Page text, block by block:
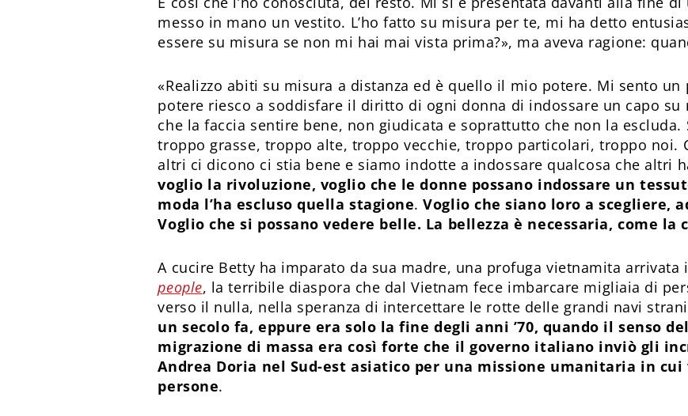
messo in mano un vestito. L’ho fatto su misura per te, mi ha detto
essere su misura se non mi hai mai vista prima?», ma aveva ragione:
«Realizzo abiti su misura a distanza ed è quello il mio potere. Mi sento un
potere riesco a soddisfare il diritto di ogni donna di indossare un capo su
che la faccia sentire bene, non giudicata e soprattutto che non la escluda.
troppo grasse, troppo alte, troppo vecchie, troppo particolari, troppo noi.
altri ci dicono ci stia bene e siamo indotte a indossare qualcosa che altri
voglio la rivoluzione, voglio che le donne possano indossare un
moda l’ha escluso quella stagione.Voglio che siano loro a scegliere,
Voglio che si possano vedere belle. La bellezza è necessaria, come
A cucire Betty ha imparato da sua madre, una profuga vietnamita
people, la terribile diaspora che dal Vietnam fece imbarcare migliaia di
verso il nulla, nella speranza di intercettare le rotte delle grandi navi
un secolo fa, eppure era solo la fine degli anni ’70, quando il senso
migrazione di massa era così forte che il governo italiano inviò gli
Andrea Doria nel Sud-est asiatico per una missione umanitaria in cui
persone.